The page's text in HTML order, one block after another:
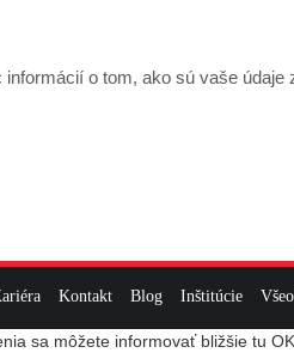
informácií o tom, ako sú vaše údaje
Kontakt Blog Inštitúcie
sa môžete informovať bližšie tu OK